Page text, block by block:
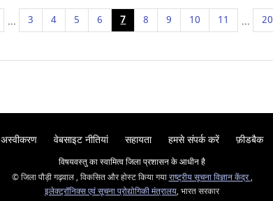
... 3 4 5 6 7 8 9 10 11 ... 20
अस्वीकरण वेबसाइट नीतियां सहायता हमसे संपर्क करें फ़ीडबैक
विषयवस्तु का स्वामित्व जिला प्रशासन के आधीन है
© जिला पौड़ी गढ़वाल , विकसित और होस्ट किया गयाराष्ट्रीय सूचना विज्ञान केंद्र,
इलेक्ट्रॉनिक्स एवं सूचना प्रोद्योगिकी मंत्रालय, भारत सरकार